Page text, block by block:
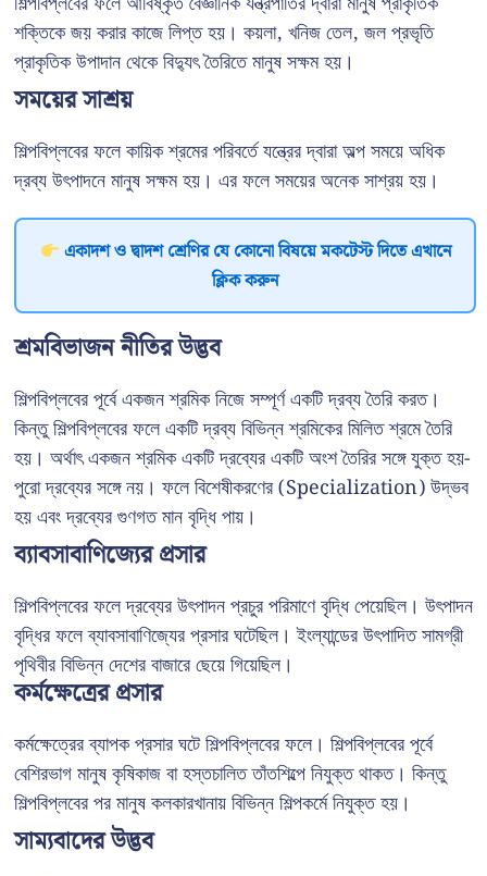
শক্তিকে জয় করার কাজে লিপ্ত হয়। কয়লা, খনিজ তেল, জল প্রভৃতি
প্রাকৃতিক উপাদান থেকে বিদ্যুৎ তৈরিতে মানুষ সক্ষম হয়।
সময়ের সাশ্রয়
শিল্পবিপ্লবের ফলে কায়িক শ্রমের পরিবর্তে যন্ত্রের দ্বারা অল্প সময়ে অধিক
দ্রব্য উৎপাদনে মানুষ সক্ষম হয়। এর ফলে সময়ের অনেক সাশ্রয় হয়।
একাদশ ও দ্বাদশ শ্রেণির যে কোনো বিষয়ে মকটেস্ট দিতে এখানে
ক্লিক করুন
শ্রমবিভাজন নীতির উদ্ভব
শিল্পবিপ্লবের পূর্বে একজন শ্রমিক নিজে সম্পূর্ণ একটি দ্রব্য তৈরি করত।
কিন্তু শিল্পবিপ্লবের ফলে একটি দ্রব্য বিভিন্ন শ্রমিকের মিলিত শ্রমে তৈরি
হয়। অর্থাৎ একজন শ্রমিক একটি দ্রব্যের একটি অংশ তৈরির সঙ্গে যুক্ত হয়-
পুরো দ্রব্যের সঙ্গে নয়। ফলে বিশেষীকরণের (Specialization) উদ্ভব
হয় এবং দ্রব্যের গুণগত মান বৃদ্ধি পায়।
ব্যাবসাবাণিজ্যের প্রসার
শিল্পবিপ্লবের ফলে দ্রব্যের উৎপাদন প্রচুর পরিমাণে বৃদ্ধি পেয়েছিল। উৎপাদন
বৃদ্ধির ফলে ব্যাবসাবাণিজ্যের প্রসার ঘটেছিল। ইংল্যান্ডের উৎপাদিত সামগ্রী
পৃথিবীর বিভিন্ন দেশের বাজারে ছেয়ে গিয়েছিল।
কর্মক্ষেত্রের প্রসার
কর্মক্ষেত্রের ব্যাপক প্রসার ঘটে শিল্পবিপ্লবের ফলে। শিল্পবিপ্লবের পূর্বে
বেশিরভাগ মানুষ কৃষিকাজ বা হস্তচালিত তাঁতশিল্পে নিযুক্ত থাকত। কিন্তু
শিল্পবিপ্লবের পর মানুষ কলকারখানায় বিভিন্ন শিল্পকর্মে নিযুক্ত হয়।
সাম্যবাদের উদ্ভব